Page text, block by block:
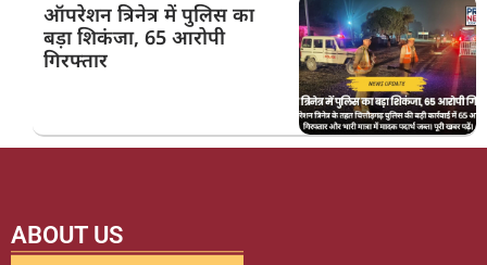
ऑपरेशन त्रिनेत्र में पुलिस का
बड़ा शिकंजा, 65 आरोपी
गिरफ्तार
ABOUT US